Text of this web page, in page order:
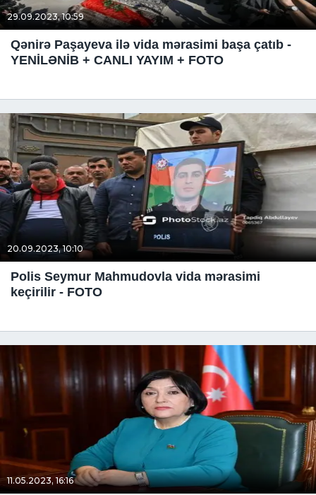
29.09.2023, 10:59
Qənirə Paşayeva ilə vida mərasimi başa çatıb -
YENİLƏNİB + CANLI YAYIM + FOTO
20.09.2023, 10:10
Polis Seymur Mahmudovla vida mərasimi
keçirilir - FOTO
11.05.2023, 16:16